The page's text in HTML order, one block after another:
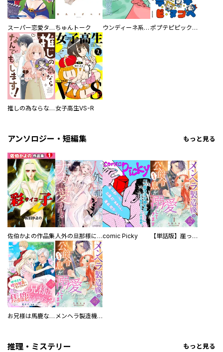
スーパー恋愛タイム！～現場でドＳな彼女は自宅でデレる～ ちゅんトーク ウンディーネ系彼氏 ポプテピピック SEASON EIGHT
推しの為ならなんでもします！ 女子高生VS-R
アンソロジー・短編集 もっと見る
佐伯かよの作品集 人外の旦那様に娶られ毎晩ナカまで愛される…。アンソロジーcomic Picky 【単話版】崖っぷち令嬢ですが、意地と策略で幸せになります！シリーズ
お兄様は馬鹿なんですか？～地味王女は婚約破棄に巻き込まれる～ メンヘラ製造機の公爵令息（過保護）が溺愛してきます
推理・ミステリー もっと見る